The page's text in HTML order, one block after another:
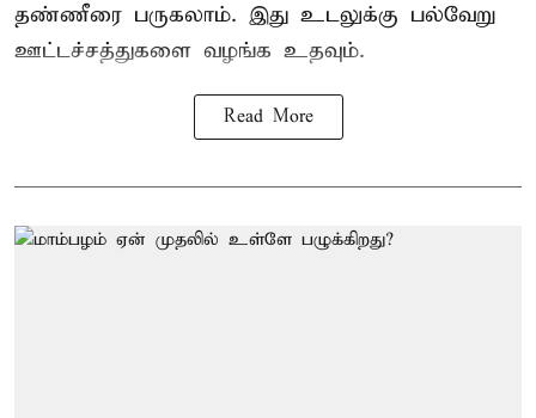
தண்ணீரை பருகலாம். இது உடலுக்கு பல்வேறு
ஊட்டச்சத்துகளை வழங்க உதவும்.
Read More